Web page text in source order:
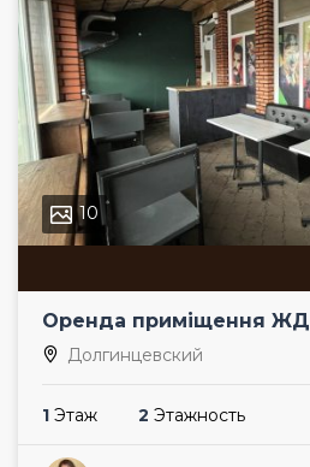
10
Оренда приміщення ЖД
Долгинцевский
1 Этаж 2 Этажность